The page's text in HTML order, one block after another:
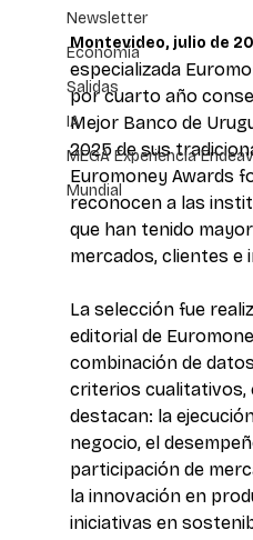
Newsletter
Economía
Salidas
IA
MEGA Experiencia
Mundial
Montevideo, julio de
especializada
por cuarto año
Mejor Banco de
2025 de sus
Euromoney Awards
reconocen a las
que han tenido
mercados, clientes e
La selección fue
editorial de
combinación de
criterios cualitativos,
destacan: la
negocio, el
participación de
la innovación en
iniciativas en